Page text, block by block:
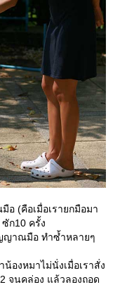
(คือเมื่อเรายกมือมา
ก10 ครั้ง
ญาณมือ ทำซ้ำหลายๆ
องหมาไม่นั่งเมื่อเราสั่ง
นคล่อง แล้วลองถอด